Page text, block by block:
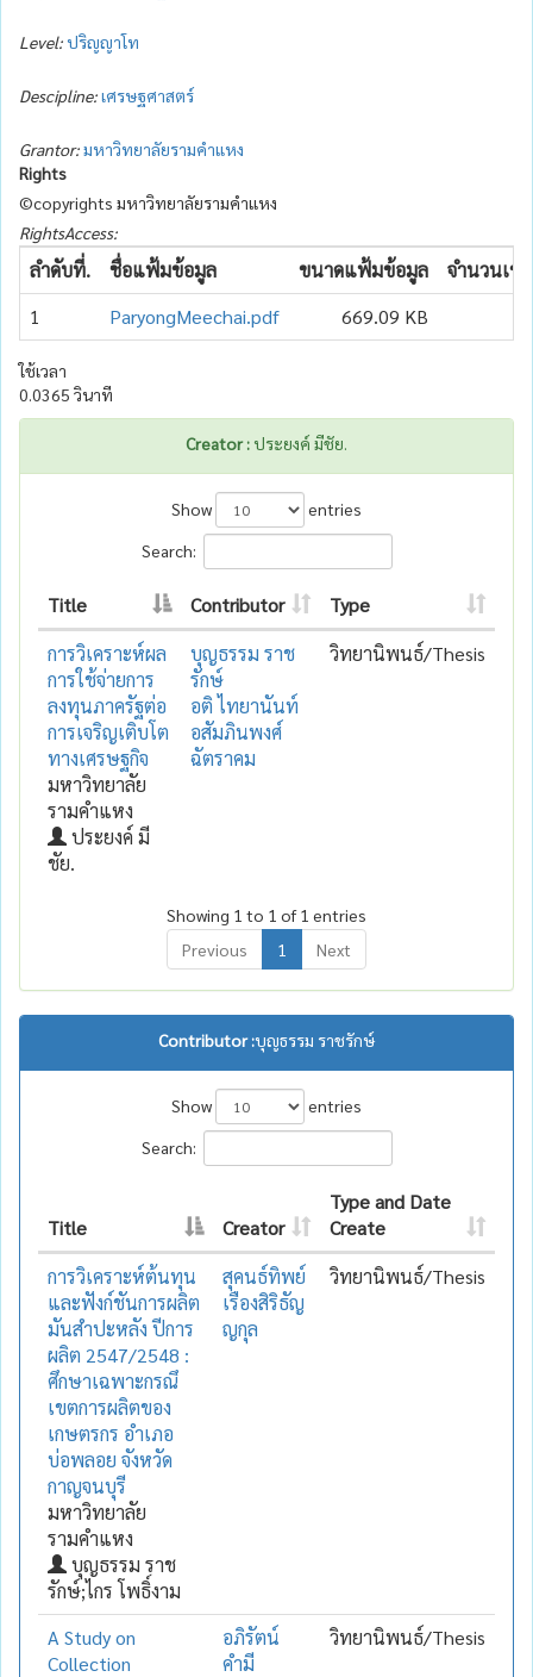
Level:ปริญญาโท
Descipline:เศรษฐศาสตร์
Grantor:มหาวิทยาลัยรามคำแหง
Rights
©copyrights มหาวิทยาลัยรามคำแหง
RightsAccess:
ลำดับที่. ชื่อแฟ้มข้อมูล ขนาดแฟ้มข้อมูล
จำนวนเข้
1
ParyongMeechai.pdf 669.09 KB
ใช้เวลา
0.0365 วินาที
Creator : ประยงค์ มีชัย.
Show
entries
Search:
Title Contributor
Type
การวิเคราะห์ผล
การใช้จ่ายการ
ลงทุนภาครัฐต่อ
การเจริญเติบโต
ทางเศรษฐกิจ
มหาวิทยาลัย
รามคำแหง
ประยงค์ มี
ชัย.
บุญธรรม ราช
รักษ์
อติ ไทยานันท์
อสัมภินพงศ์
ฉัตราคม
วิทยานิพนธ์/Thesis
Showing 1 to 1 of 1 entries
Previous
1 Next
Contributor :บุญธรรม ราชรักษ์
Show
entries
Search:
Title Creator
Type and Date
Create
การวิเคราะห์ต้นทุน
และฟังก์ชันการผลิต
มันสำปะหลัง ปีการ
ผลิต 2547/2548 :
ศึกษาเฉพาะกรณึ
เขตการผลิตของ
เกษตรกร อำเภอ
บ่อพลอย จังหวัด
กาญจนบุรี
มหาวิทยาลัย
รามคำแหง
บุญธรรม ราช
รักษ์;ไกร โพธิ์งาม
สุคนธ์ทิพย์
เรืองสิริธัญ
ญกุล
วิทยานิพนธ์/Thesis
A Study on
Collection
อภิรัตน์
คำมี
วิทยานิพนธ์/Thesis